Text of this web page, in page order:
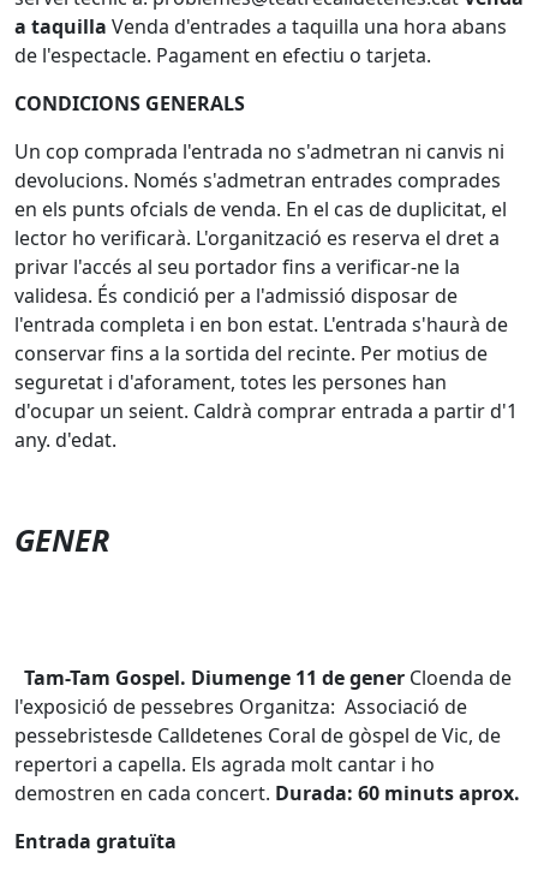
a taquilla Venda d'entrades a taquilla una hora abans
de l'espectacle. Pagament en efectiu o tarjeta.
CONDICIONS GENERALS
Un cop comprada l'entrada no s'admetran ni canvis ni
devolucions. Només s'admetran entrades comprades
en els punts ofcials de venda. En el cas de duplicitat, el
lector ho verificarà. L'organització es reserva el dret a
privar l'accés al seu portador fins a verificar-ne la
validesa. És condició per a l'admissió disposar de
l'entrada completa i en bon estat. L'entrada s'haurà de
conservar fins a la sortida del recinte. Per motius de
seguretat i d'aforament, totes les persones han
d'ocupar un seient. Caldrà comprar entrada a partir d'1
any. d'edat.
GENER
Tam-Tam Gospel. Diumenge 11 de gener Cloenda de
l'exposició de pessebres Organitza: Associació de
pessebristesde Calldetenes Coral de gòspel de Vic, de
repertori a capella. Els agrada molt cantar i ho
demostren en cada concert. Durada: 60 minuts aprox.
Entrada gratuïta